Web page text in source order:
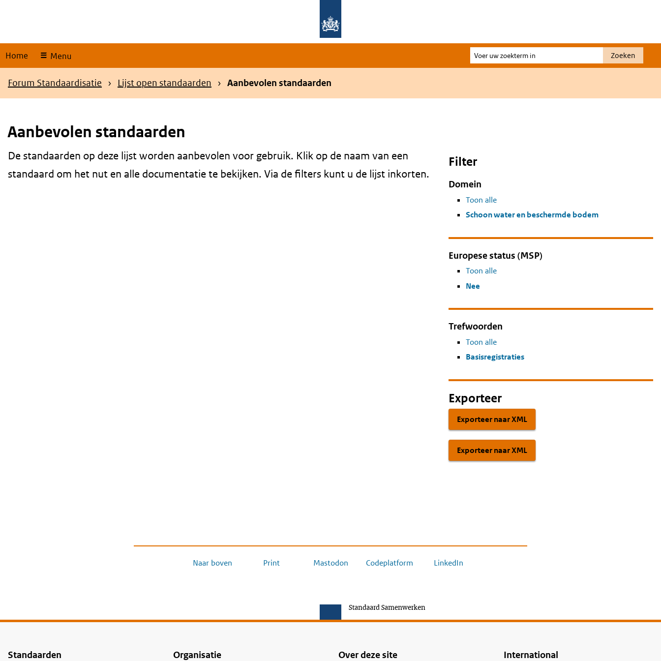
Home Menu
Voer
uw
Zoeken
Kruimelpad
Forum Standaardisatie Lijst open standaarden Aanbevolen standaarden
Aanbevolen standaarden
Content
De standaarden op deze lijst worden aanbevolen voor gebruik. Klik op de naam van een
standaard om het nut en alle documentatie te bekijken. Via de filters kunt u de lijst inkorten.
Filter
Domein
Toon alle
Schoon water en beschermde bodem
Europese status (MSP)
Toon alle
Nee
Trefwoorden
Toon alle
Basisregistraties
Exporteer
Exporteer naar XML
Exporteer naar XML
Naar boven Print Mastodon Codeplatform LinkedIn
Standaard Samenwerken
Voet
Standaarden Organisatie Over deze site International